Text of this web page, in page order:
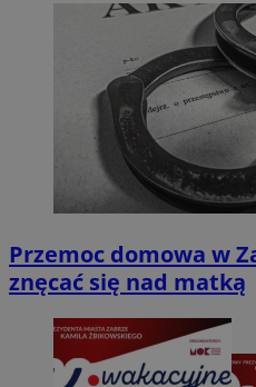
Przemoc domowa w
znęcać się nad matką